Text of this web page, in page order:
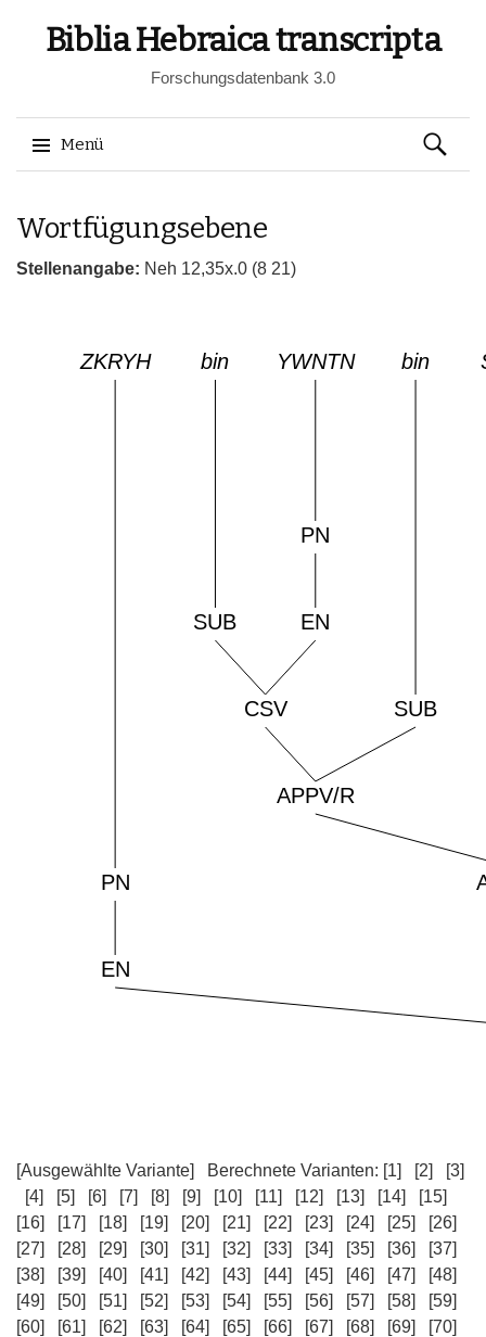
Biblia Hebraica transcripta
Forschungsdatenbank 3.0
Menü
zum
Suchen
nach:
Wortfügungsebene
Stellenangabe: Neh 12,35x.0 (8 21)
[Ausgewählte Variante] Berechnete Varianten: [1] [2]
[3]
[4]
[5] [6] [7] [8] [9] [10] [11] [12] [13] [14]
[15]
[16]
[17] [18] [19] [20] [21] [22] [23] [24] [25]
[26]
[27]
[28] [29] [30] [31] [32] [33] [34] [35] [36]
[37]
[38]
[39] [40] [41] [42] [43] [44] [45] [46] [47]
[48]
[49]
[50] [51] [52] [53] [54] [55] [56] [57] [58]
[59]
[60]
[61] [62] [63] [64] [65] [66] [67] [68] [69]
[70]